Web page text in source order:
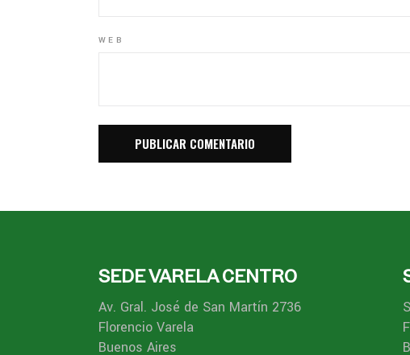
WEB
SEDE VARELA CENTRO
Av. Gral. José de San Martín 2736
Florencio Varela
Buenos Aires